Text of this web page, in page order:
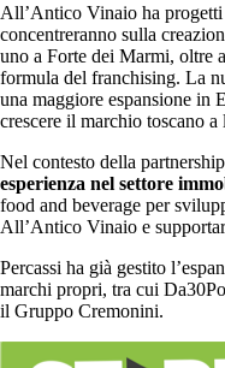
All’Antico Vinaio ha
concentreranno sulla
uno a Forte dei Marmi, oltre
formula del franchising. La
una maggiore espansione in
crescere il marchio toscano
Nel contesto della
esperienza nel settore
food and beverage per
All’Antico Vinaio e
Percassi ha già gestito
marchi propri, tra cui
il Gruppo Cremonini.